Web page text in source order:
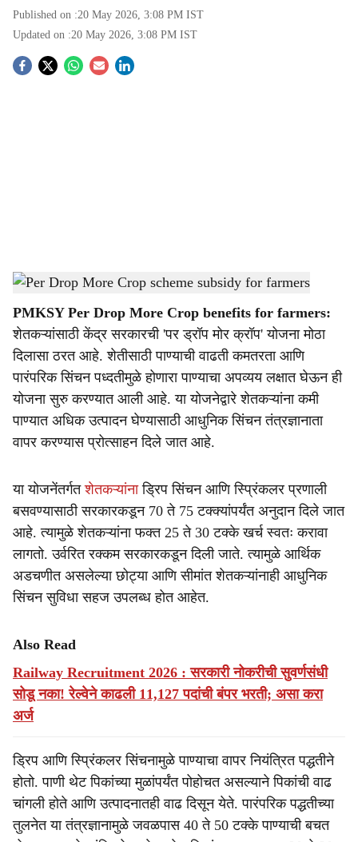
Published on :20 May 2026, 3:08 PM IST
Updated on :20 May 2026, 3:08 PM IST
S
a
r
e
Per Drop More Crop scheme subsidy for farmers- Sarkarnama
PMKSY Per Drop More Crop benefits for farmers:
शेतकऱ्यांसाठी केंद्र सरकारची 'पर ड्रॉप मोर क्रॉप' योजना मोठा
दिलासा ठरत आहे. शेतीसाठी पाण्याची वाढती कमतरता आणि
पारंपरिक सिंचन पध्दतीमुळे होणारा पाण्याचा अपव्यय लक्षात घेऊन ही
योजना सुरु करण्यात आली आहे. या योजनेद्वारे शेतकऱ्यांना कमी
पाण्यात अधिक उत्पादन घेण्यासाठी आधुनिक सिंचन तंत्रज्ञानाता
वापर करण्यास प्रोत्साहन दिले जात आहे.
या योजनेंतर्गतशेतकऱ्यांनाड्रिप सिंचन आणि स्प्रिंकलर प्रणाली
बसवण्यासाठी सरकारकडून 70 ते 75 टक्क्यांपर्यंत अनुदान दिले जात
आहे. त्यामुळे शेतकऱ्यांना फक्त 25 ते 30 टक्के खर्च स्वतः करावा
लागतो. उर्वरित रक्कम सरकारकडून दिली जाते. त्यामुळे आर्थिक
अडचणीत असलेल्या छोट्या आणि सीमांत शेतकऱ्यांनाही आधुनिक
सिंचन सुविधा सहज उपलब्ध होत आहेत.
Also Read
Railway Recruitment 2026 : सरकारी नोकरीची सुवर्णसंधी
सोडू नका! रेल्वेने काढली 11,127 पदांची बंपर भरती; असा करा
अर्ज
ड्रिप आणि स्प्रिंकलर सिंचनामुळे पाण्याचा वापर नियंत्रित पद्धतीने
होतो. पाणी थेट पिकांच्या मुळांपर्यंत पोहोचत असल्याने पिकांची वाढ
चांगली होते आणि उत्पादनातही वाढ दिसून येते. पारंपरिक पद्धतीच्या
तुलनेत या तंत्रज्ञानामुळे जवळपास 40 ते 50 टक्के पाण्याची बचत